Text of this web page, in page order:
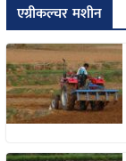
एग्रीकल्चर मशीन